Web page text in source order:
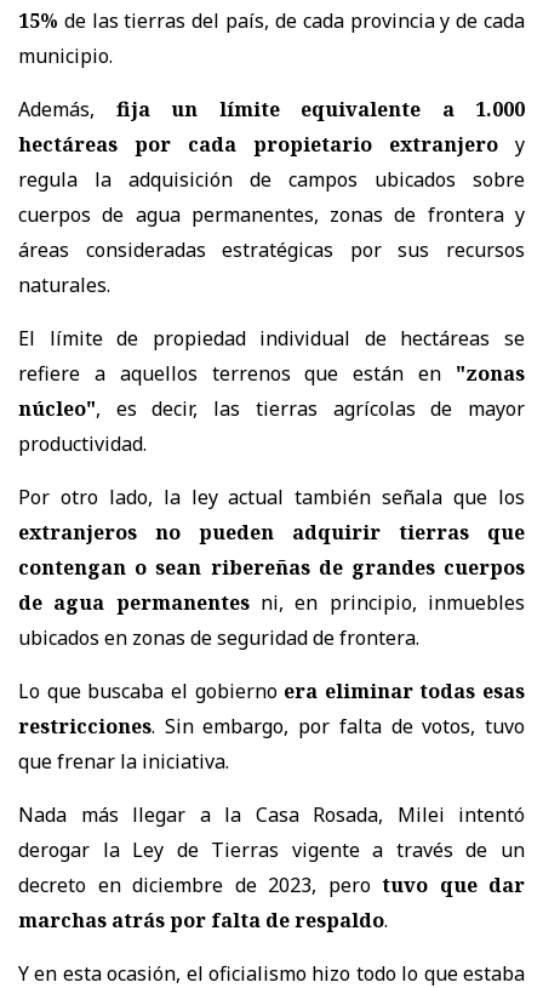
15% de las tierras del país, de cada provincia y de cada
municipio.
Además, fija un límite equivalente a 1.000
hectáreas por cada propietario extranjero y
regula la adquisición de campos ubicados sobre
cuerpos de agua permanentes, zonas de frontera y
áreas consideradas estratégicas por sus recursos
naturales.
El límite de propiedad individual de hectáreas se
refiere a aquellos terrenos que están en "zonas
núcleo", es decir, las tierras agrícolas de mayor
productividad.
Por otro lado, la ley actual también señala que los
extranjeros no pueden adquirir tierras que
contengan o sean ribereñas de grandes cuerpos
de agua permanentesni, en principio, inmuebles
ubicados en zonas de seguridad de frontera.
Lo que buscaba el gobierno era eliminar todas esas
restricciones. Sin embargo, por falta de votos, tuvo
que frenar la iniciativa.
Nada más llegar a la Casa Rosada, Milei intentó
derogar la Ley de Tierras vigente a través de un
decreto en diciembre de 2023, pero tuvo que dar
marchas atrás por falta de respaldo.
Y en esta ocasión, el oficialismo hizo todo lo que estaba